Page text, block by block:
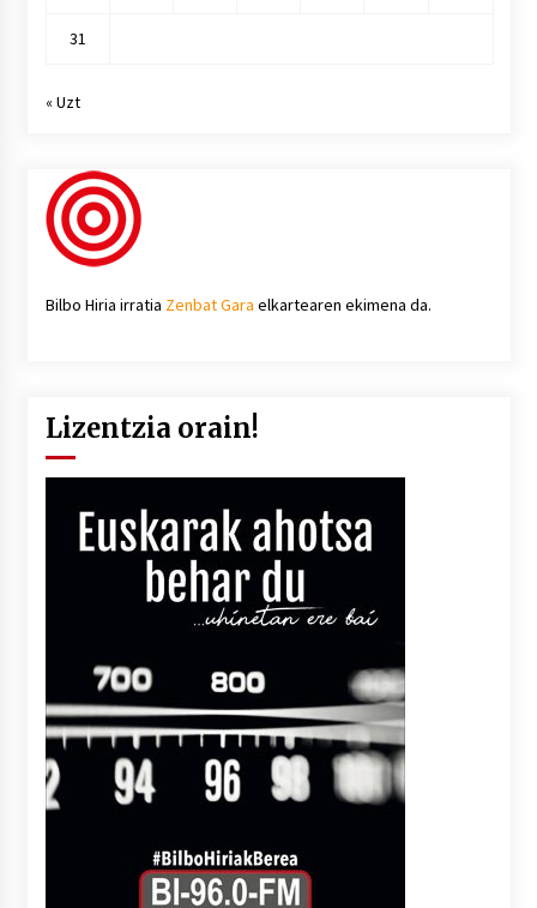
31
« Uzt
Bilbo Hiria irratia Zenbat Gara elkartearen ekimena da.
Lizentzia orain!